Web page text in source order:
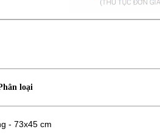
loại
- 73x45 cm